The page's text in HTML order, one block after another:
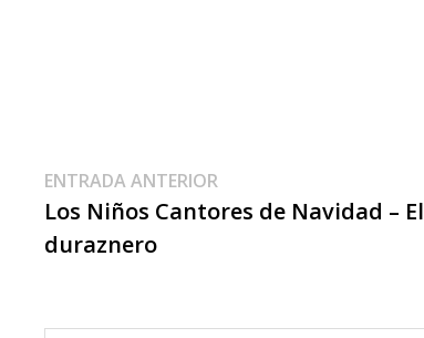
Navegación
De
ENTRADA ANTERIOR
anterior:
Los Niños Cantores de Navidad – El
duraznero